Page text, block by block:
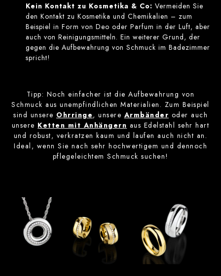
Kein Kontakt zu Kosmetika & Co: Vermeiden Sie
den Kontakt zu Kosmetika und Chemikalien – zum
Beispiel in Form von Deo oder Parfum in der Luft, aber
auch von Reinigungsmitteln. Ein weiterer Grund, der
gegen die Aufbewahrung von Schmuck im Badezimmer
spricht!
Tipp: Noch einfacher ist die Aufbewahrung von
Schmuck aus unempfindlichen Materialien. Zum Beispiel
sind unsere Ohrringe, unsere Armbänder oder auch
unsere Ketten mit Anhängern aus Edelstahl sehr hart
und robust, verkratzen kaum und laufen auch nicht an.
Ideal, wenn Sie nach sehr hochwertigem und dennoch
pflegeleichtem Schmuck suchen!